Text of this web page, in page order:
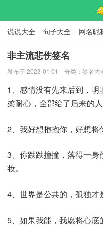
说说大全 句子大全 网名昵
标语口号 签名大全
非主流悲伤签名
发布于 2023-01-01 分类： 签名大
1、感情没有先来后到，
柔耐心，全部给了后来的人
2、我好想抱抱你，好想将
3、你跌跌撞撞，落得一
妆。
4、世界是公共的，孤独才
5、如果我能，我愿将心底